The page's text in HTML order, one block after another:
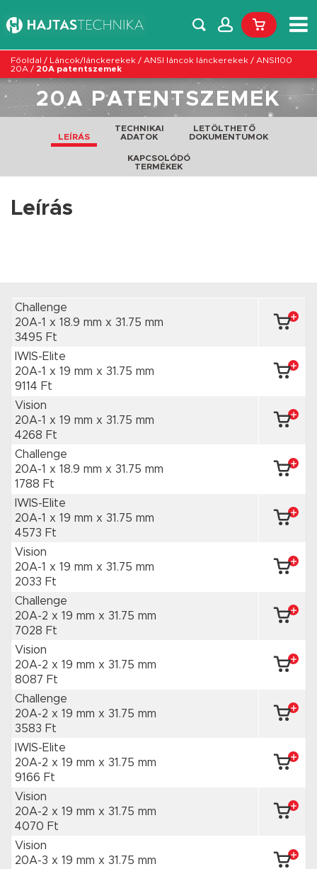
Főoldal / Láncok/lánckerekek / ANSI láncok lánckerekek / ANSI100
20A / 20A patentszemek
20A PATENTSZEMEK
LEÍRÁS
TECHNIKAI
ADATOK
LETÖLTHETŐ
DOKUMENTUMOK
KAPCSOLÓDÓ
TERMÉKEK
Leírás
Challenge
20A-1 x 18.9 mm x 31.75 mm
3495 Ft
IWIS-Elite
20A-1 x 19 mm x 31.75 mm
9114 Ft
Vision
20A-1 x 19 mm x 31.75 mm
4268 Ft
Challenge
20A-1 x 18.9 mm x 31.75 mm
1788 Ft
IWIS-Elite
20A-1 x 19 mm x 31.75 mm
4573 Ft
Vision
20A-1 x 19 mm x 31.75 mm
2033 Ft
Challenge
20A-2 x 19 mm x 31.75 mm
7028 Ft
Vision
20A-2 x 19 mm x 31.75 mm
8087 Ft
Challenge
20A-2 x 19 mm x 31.75 mm
3583 Ft
IWIS-Elite
20A-2 x 19 mm x 31.75 mm
9166 Ft
Vision
20A-2 x 19 mm x 31.75 mm
4070 Ft
Vision
20A-3 x 19 mm x 31.75 mm